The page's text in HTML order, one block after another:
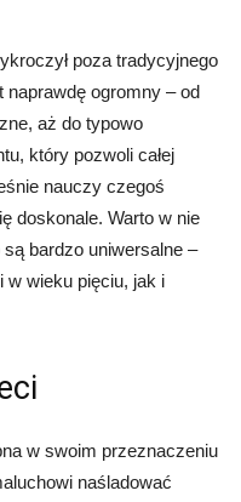
poza tradycyjnego
ogromny – od
aż do typowo
który pozwoli całej
nauczy czegoś
doskonale. Warto w nie
bardzo uniwersalne –
w wieku pięciu, jak i
w swoim przeznaczeniu
naśladować